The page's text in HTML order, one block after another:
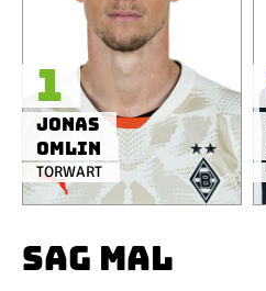
TORWART
Jonas
Omlin
1
SAG MAL